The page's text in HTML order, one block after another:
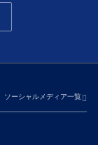
ソーシャルメディア一覧